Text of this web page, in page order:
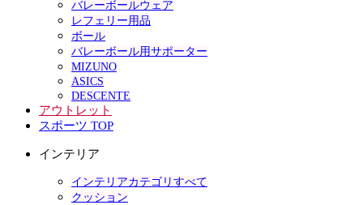
バレーボールウェア
レフェリー用品
ボール
バレーボール用サポーター
MIZUNO
ASICS
DESCENTE
アウトレット
スポーツ TOP
インテリア
インテリアカテゴリすべて
クッション